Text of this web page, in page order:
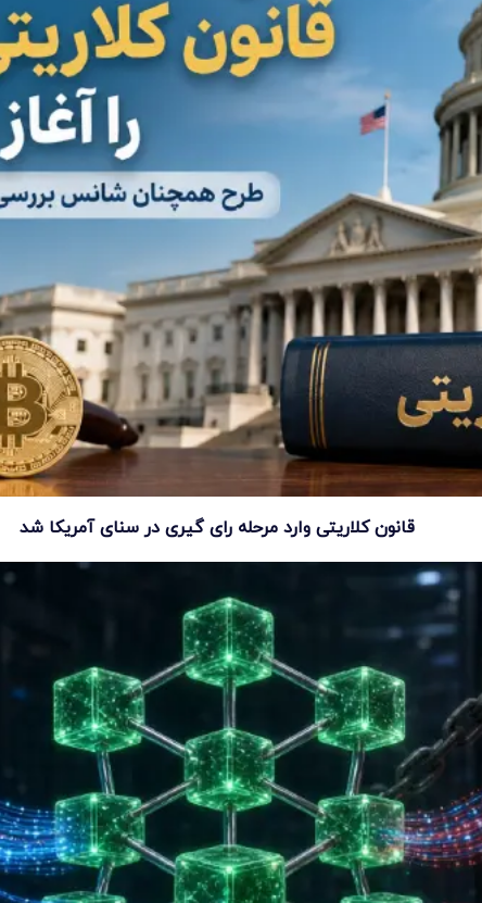
قانون کلاریتی وارد مرحله رای گیری در سنای آمریکا شد